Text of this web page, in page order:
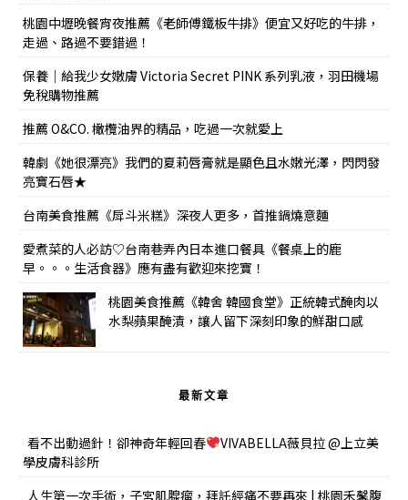
桃園中壢晚餐宵夜推薦《老師傅鐵板牛排》便宜又好吃的牛排，
走過、路過不要錯過！
保養｜給我少女嫩膚 Victoria Secret PINK 系列乳液，羽田機場
免稅購物推薦
推薦 O&CO. 橄欖油界的精品，吃過一次就愛上
韓劇《她很漂亮》我們的夏莉唇膏就是顯色且水嫩光澤，閃閃發
亮寶石唇★
台南美食推薦《戽斗米糕》深夜人更多，首推鍋燒意麵
愛煮菜的人必訪♡台南巷弄內日本進口餐具《餐桌上的鹿
早。。。生活食器》應有盡有歡迎來挖寶！
桃園美食推薦《韓舍 韓國食堂》正統韓式醃肉以
水梨蘋果醃漬，讓人留下深刻印象的鮮甜口感
最新文章
看不出動過針！卻神奇年輕回春
VIVABELLA薇貝拉 @上立美
學皮膚科診所
人生第一次手術，子宮肌腺瘤，拜託經痛不要再來 | 桃園禾馨腹